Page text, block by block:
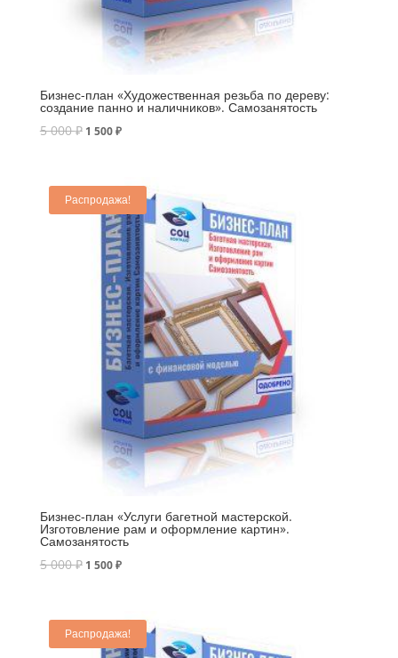
Бизнес-план «Художественная резьба по дереву:
создание панно и наличников». Самозанятость
5 000₽ 1 500₽
Распродажа!
Бизнес-план «Услуги багетной мастерской.
Изготовление рам и оформление картин».
Самозанятость
5 000₽ 1 500₽
Распродажа!